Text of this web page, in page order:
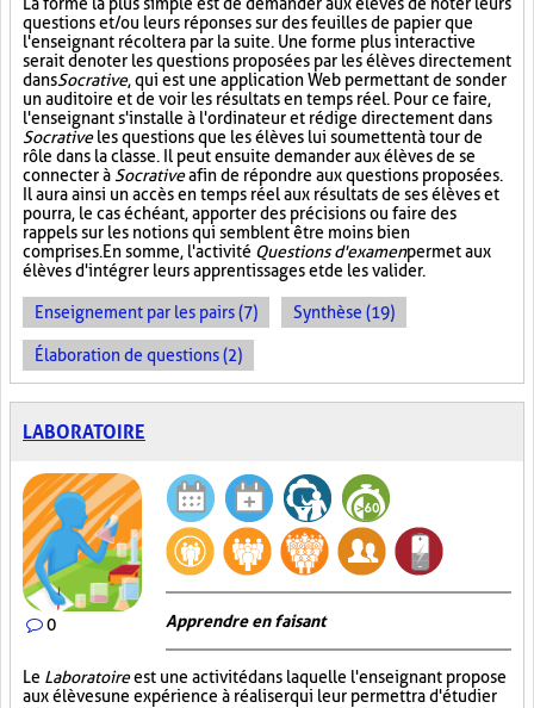
questions et/ou leurs réponses sur des feuilles de papier que
l'enseignant récoltera par la suite. Une forme plus interactive
serait de noter les questions proposées par les élèves directement
dansSocrative, qui est une application Web permettant de sonder
un auditoire et de voir les résultats en temps réel. Pour ce faire,
l'enseignant s'installe à l'ordinateur et rédige directement dans
Socrativeles questions que les élèves lui soumettent à tour de
rôle dans la classe. Il peut ensuite demander aux élèves de se
connecter à Socrativeafin de répondre aux questions proposées.
Il aura ainsi un accès en temps réel aux résultats de ses élèves et
pourra, le cas échéant, apporter des précisions ou faire des
rappels sur les notions qui semblent être moins bien
comprises. En somme, l'activité Questions d'examenpermet aux
élèves d'intégrer leurs apprentissages et de les valider.
Enseignement par les pairs (7) Synthèse (19)
Élaboration de questions (2)
LABORATOIRE
0 Apprendre en faisant
Le Laboratoireest une activité dans laquelle l'enseignant propose
aux élèves une expérience à réaliser qui leur permettra d'étudier